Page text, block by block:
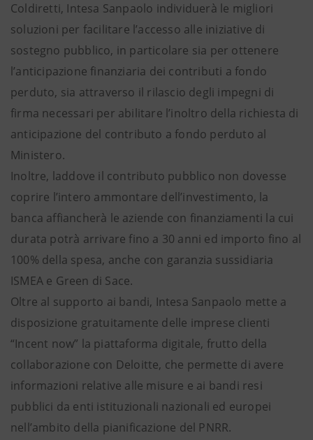
Coldiretti, Intesa Sanpaolo individuerà le migliori
soluzioni per facilitare l’accesso alle iniziative di
sostegno pubblico, in particolare sia per ottenere
l’anticipazione finanziaria dei contributi a fondo
perduto, sia attraverso il rilascio degli impegni di
firma necessari per abilitare l’inoltro della richiesta di
anticipazione del contributo a fondo perduto al
Ministero.
Inoltre, laddove il contributo pubblico non dovesse
coprire l’intero ammontare dell’investimento, la
banca affiancherà le aziende con finanziamenti la cui
durata potrà arrivare fino a 30 anni ed importo fino al
100% della spesa, anche con garanzia sussidiaria
ISMEA e Green di Sace.
Oltre al supporto ai bandi, Intesa Sanpaolo mette a
disposizione gratuitamente delle imprese clienti
“Incent now” la piattaforma digitale, frutto della
collaborazione con Deloitte, che permette di avere
informazioni relative alle misure e ai bandi resi
pubblici da enti istituzionali nazionali ed europei
nell’ambito della pianificazione del PNRR.